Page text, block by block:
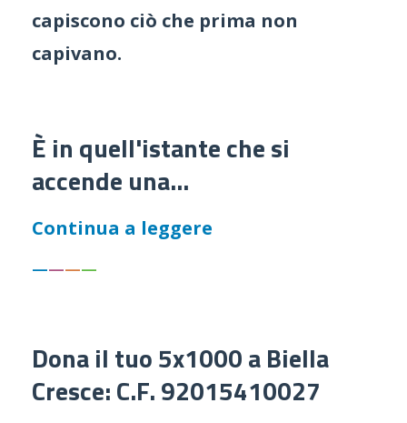
capiscono ciò che prima non
capivano.
È in quell'istante che si
accende una...
Continua a leggere
————
Dona il tuo 5x1000 a Biella
Cresce: C.F. 92015410027